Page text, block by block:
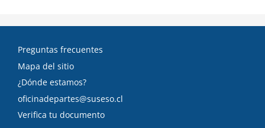
Preguntas frecuentes
Mapa del sitio
¿Dónde estamos?
oficinadepartes@suseso.cl
Verifica tu documento